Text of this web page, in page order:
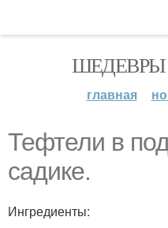
ШЕДЕВРЫ
главная
Тефтели в
садике.
Ингредиенты: